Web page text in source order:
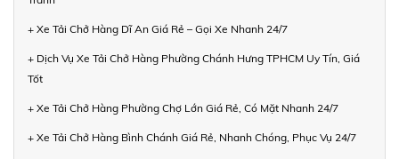
+ Xe Tải Chở Hàng Dĩ An Giá Rẻ – Gọi Xe Nhanh 24/7
+ Dịch Vụ Xe Tải Chở Hàng Phường Chánh Hưng TPHCM Uy Tín, Giá
Tốt
+ Xe Tải Chở Hàng Phường Chợ Lớn Giá Rẻ, Có Mặt Nhanh 24/7
+ Xe Tải Chở Hàng Bình Chánh Giá Rẻ, Nhanh Chóng, Phục Vụ 24/7